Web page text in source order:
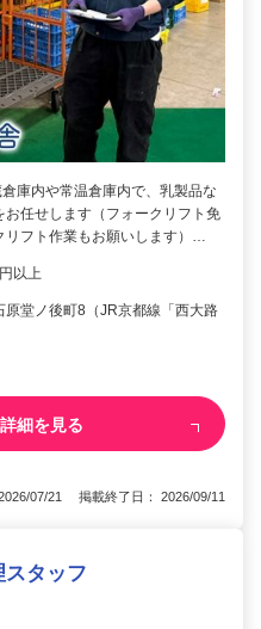
庫内や常温倉庫内で、乳製品な
お任せします（フォークリフト免
リフト作業もお願いします）…
以上
堂ノ後町8（JR京都線「西大路
詳細を見る
07/21 掲載終了日： 2026/09/11
タッフ